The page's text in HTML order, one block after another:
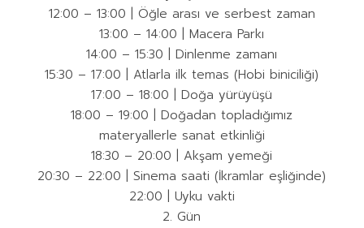
12:00 – 13:00 | Öğle arası ve serbest zaman
13:00 – 14:00 | Macera Parkı
14:00 – 15:30 | Dinlenme zamanı
15:30 – 17:00 | Atlarla ilk temas (Hobi biniciliği)
17:00 – 18:00 | Doğa yürüyüşü
18:00 – 19:00 | Doğadan topladığımız
materyallerle sanat etkinliği
18:30 – 20:00 | Akşam yemeği
20:30 – 22:00 | Sinema saati (İkramlar eşliğinde)
22:00 | Uyku vakti
2. Gün